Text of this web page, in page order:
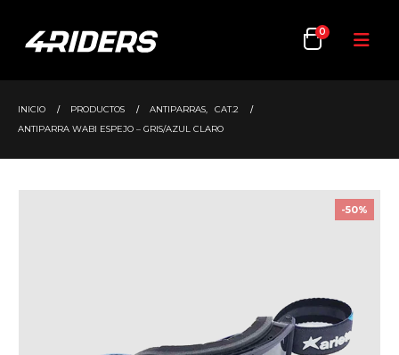
0
INICIO PRODUCTOS ANTIPARRAS
CAT.2
ANTIPARRA WABI ESPEJO – GRIS/AZUL CLARO
-50%